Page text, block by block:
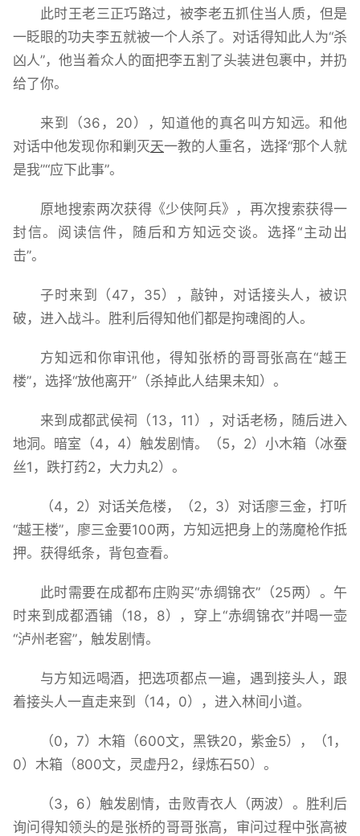
此时王老三正巧路过，被李老五抓住当人质，但是
一眨眼的功夫李五就被一个人杀了。对话得知此人为“杀
凶人”，他当着众人的面把李五割了头装进包裹中，并扔
给了你。
来到（36，20），知道他的真名叫方知远。和他
对话中他发现你和剿灭天一教的人重名，选择“那个人就
是我”“应下此事”。
原地搜索两次获得《少侠阿兵》，再次搜索获得一
封信。阅读信件，随后和方知远交谈。选择“主动出
击”。
子时来到（47，35），敲钟，对话接头人，被识
破，进入战斗。胜利后得知他们都是拘魂阁的人。
方知远和你审讯他，得知张桥的哥哥张高在“越王
楼”，选择“放他离开”（杀掉此人结果未知）。
来到成都武侯祠（13，11），对话老杨，随后进入
地洞。暗室（4，4）触发剧情。（5，2）小木箱（冰蚕
丝1，跌打药2，大力丸2）。
（4，2）对话关危楼，（2，3）对话廖三金，打听
“越王楼”，廖三金要100两，方知远把身上的荡魔枪作抵
押。获得纸条，背包查看。
此时需要在成都布庄购买“赤绸锦衣”（25两）。午
时来到成都酒铺（18，8），穿上“赤绸锦衣”并喝一壶
“泸州老窖”，触发剧情。
与方知远喝酒，把选项都点一遍，遇到接头人，跟
着接头人一直走来到（14，0），进入林间小道。
（0，7）木箱（600文，黑铁20，紫金5），（1，
0）木箱（800文，灵虚丹2，绿炼石50）。
（3，6）触发剧情，击败青衣人（两波）。胜利后
询问得知领头的是张桥的哥哥张高，审问过程中张高被